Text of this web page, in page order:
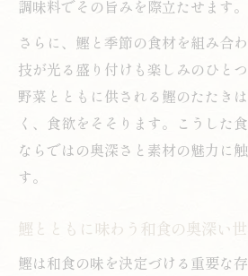
調味料でその旨みを際立たせます。
さらに、鰹と季節の食材を組み合
技が光る盛り付けも楽しみのひと
野菜とともに供される鰹のたたき
く、食欲をそそります。こうした
ならではの奥深さと素材の魅力に
す。
鰹とともに味わう和食の奥深い
鰹は和食の味を決定づける重要な